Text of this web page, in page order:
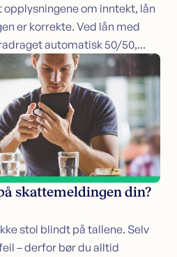
om inntekt, lån
er korrekte. Ved lån med
automatisk 50/50,...
skattemeldingen din?
stol blindt på tallene. Selv
– derfor bør du alltid